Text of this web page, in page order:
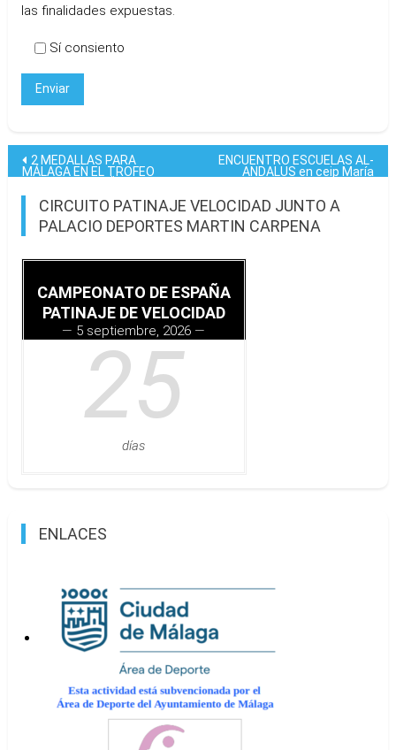
las finalidades expuestas.
Sí consiento
Navegación
de
entradas
2 MEDALLAS PARA
MÁLAGA EN EL TROFEO
ENCUENTRO ESCUELAS AL-
ANDALUS en ceip María
CIRCUITO PATINAJE VELOCIDAD JUNTO A
PALACIO DEPORTES MARTIN CARPENA
CAMPEONATO DE ESPAÑA
PATINAJE DE VELOCIDAD
5 septiembre, 2026
25
días
ENLACES